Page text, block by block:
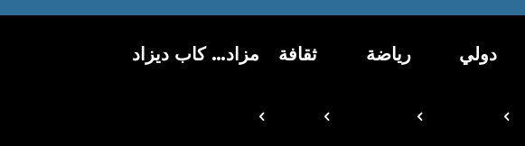
دولي رياضة ثقافة مزاد… كاب ديزاد